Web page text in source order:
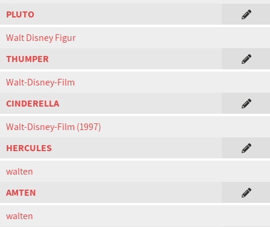
PLUTO
Walt Disney Figur
THUMPER
Walt-Disney-Film
CINDERELLA
Walt-Disney-Film (1997)
HERCULES
walten
AMTEN
walten